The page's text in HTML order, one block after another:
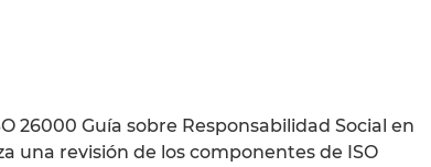
26000 Guía sobre Responsabilidad Social en
una revisión de los componentes de ISO